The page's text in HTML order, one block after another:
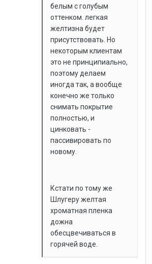
белым с голубым
оттенком. легкая
желтизна будет
присутствовать. Но
некоторым клиентам
это не принципиально,
поэтому делаем
иногда так, а вообще
конечно же только
снимать покрытие
полностью, и
цинковать -
пассивировать по
новому.
Кстати по тому же
Шлугеру желтая
хроматная пленка
дожна
обесцвечиваться в
горячей воде.